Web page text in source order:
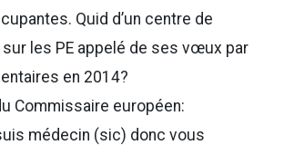
Quid d’un centre de
les PE appelé de ses vœux par
en 2014?
Commissaire européen:
médecin (sic) donc vous